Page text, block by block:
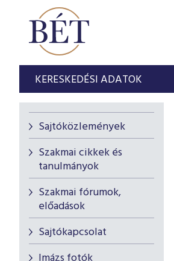
KERESKEDÉSI ADATOK
Sajtóközlemények
Szakmai cikkek és
tanulmányok
Szakmai fórumok,
előadások
Sajtókapcsolat